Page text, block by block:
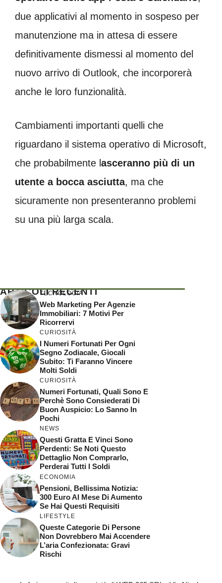
due applicativi al momento in sospeso per
manutenzione ma in attesa di essere
definitivamente dismessi al momento del
nuovo arrivo di Outlook, che incorporerà
anche le loro funzionalità.
Cambiamenti importanti quelli che
riguardano il sistema operativo di Microsoft,
che probabilmente l asceranno più di un
utente a bocca asciutta, ma che
sicuramente non presenteranno problemi
su una più larga scala.
ARTICOLI RECENTI
TECNOLOGIA
Web Marketing Per Agenzie
Immobiliari: 7 Motivi Per
Ricorrervi
CURIOSITÀ
I Numeri Fortunati Per Ogni
Segno Zodiacale, Giocali
Subito: Ti Faranno Vincere
Molti Soldi
CURIOSITÀ
Numeri Fortunati, Quali Sono E
Perchè Sono Consiederati Di
Buon Auspicio: Lo Sanno In
Pochi
NEWS
Questi Gratta E Vinci Sono
Perdenti: Se Noti Questo
Dettaglio Non Comprarlo,
Perderai Tutti I Soldi
ECONOMIA
Pensioni, Bellissima Notizia:
300 Euro Al Mese Di Aumento
Se Hai Questi Requisiti
LIFESTYLE
Queste Categorie Di Persone
Non Dovrebbero Mai Accendere
L’aria Confezionata: Gravi
Rischi